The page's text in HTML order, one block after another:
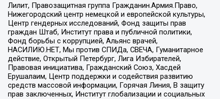
Лилит, Правозащитная группа Гражданин.Армия.Право,
Нижегородский центр немецкой и европейской культуры,
Центр гендерных исследований, Фонд защиты прав
граждан Штаб, Институт права и публичной политики,
Фонд борьбы с коррупцией, Альянс врачей,
НАСИЛИЮ.НЕТ, Мы против СПИДа, СВЕЧА, Гуманитарное
действие, Открытый Петербург, Лига Избирателей,
Правовая инициатива, Гражданский Союз, Хасдей
Ерушалаим, Центр поддержки и содействия развитию
средств массовой информации, Горячая Линия, В защиту
прав заключенных, Институт глобализации и социальных